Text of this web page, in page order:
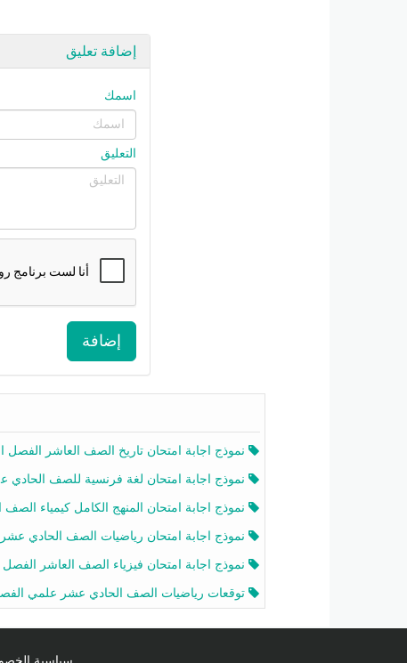
إضافة تعليق
اسمك
التعليق
إضافة
نموذج اجابة امتحان تاريخ الصف العاشر الفصل الثاني 2025-
نموذج اجابة امتحان لغة فرنسية للصف الحادي عشر أدبي الفصل الثاني 2025-2026
نموذج اجابة امتحان المنهج الكامل كيمياء الصف الحادي عشر علمي الفصل الثاني 2025-2026
نموذج اجابة امتحان رياضيات الصف الحادي عشر علمي الفصل الثاني 2025-2026
نموذج اجابة امتحان فيزياء الصف العاشر الفصل الثاني 2025-2026
توقعات رياضيات الصف الحادي عشر علمي الفصل الثاني 2025-2026 أ عمرو فايز